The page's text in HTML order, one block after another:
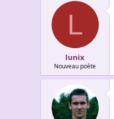
L
lunix
Nouveau poète